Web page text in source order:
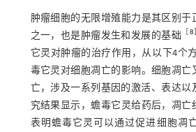
肿瘤细胞的无限增殖能力是其区别于
之一，也是肿瘤发生和发展的基础 ［8
它灵对肿瘤的治疗作用，从以下4
毒它灵对细胞凋亡的影响。细胞凋亡
亡，涉及一系列基因的激活、表达以
究结果显示，蟾毒它灵给药后，凋亡
表明蟾毒它灵可以通过促进细胞凋